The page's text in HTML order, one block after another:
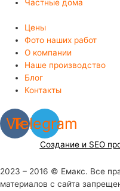
Частные дома
Цены
Фото наших работ
О компании
Наше производство
Блог
Контакты
Vk
Telegram
Создание и SEO
2023 – 2016 © Емакс. Все
материалов с сайта